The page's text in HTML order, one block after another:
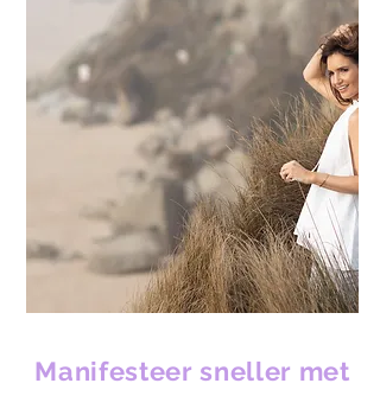
Manifesteer sneller met